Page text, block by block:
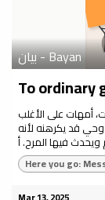
بيان - Bayan
To ordinary
أمهات على الأغلب
قد يكرهنه لأنه
Here you go: